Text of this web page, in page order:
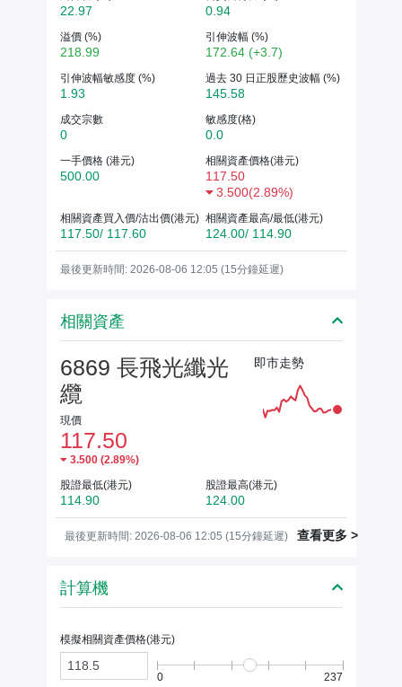
22.97 0.94
溢價 (%)
218.99
引伸波幅 (%)
172.64 (+3.7)
引伸波幅敏感度 (%)
1.93
過去 30 日正股歷史波幅 (%)
145.58
成交宗數
0
敏感度(格)
0.0
一手價格 (港元)
500.00
相關資產價格(港元)
117.50
3.500(2.89%)
相關資產買入價/沽出價(港元)
117.50/ 117.60
相關資產最高/最低(港元)
124.00/ 114.90
最後更新時間: 2026-08-06 12:05 (15分鐘延遲)
相關資產
6869 長飛光纖光
纜
現價
117.50
3.500(2.89%)
即市走勢
股證最低(港元)
114.90
股證最高(港元)
124.00
最後更新時間: 2026-08-06 12:05 (15分鐘延遲) 查看更多 >
計算機
模擬相關資產價格(港元)
0
237